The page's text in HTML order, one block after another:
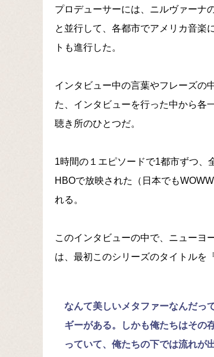
プロデューサーには、ニルヴァーナ
と並行して、各都市でアメリカ音楽
トも進行した。
インタビュー中の言葉やフレーズの
た、インタビューを行った中から各
聴き所のひとつだ。
1時間の１エピソードで1都市ずつ、
HBOで放映された（日本でも
れる。
このインタビューの中で、ニューヨ
は、最初このシリーズのタイトルを
なんて美しいメタファーなんだっ
ギーがある。しかも俺たちはその
っていて、俺たちの下では流れが